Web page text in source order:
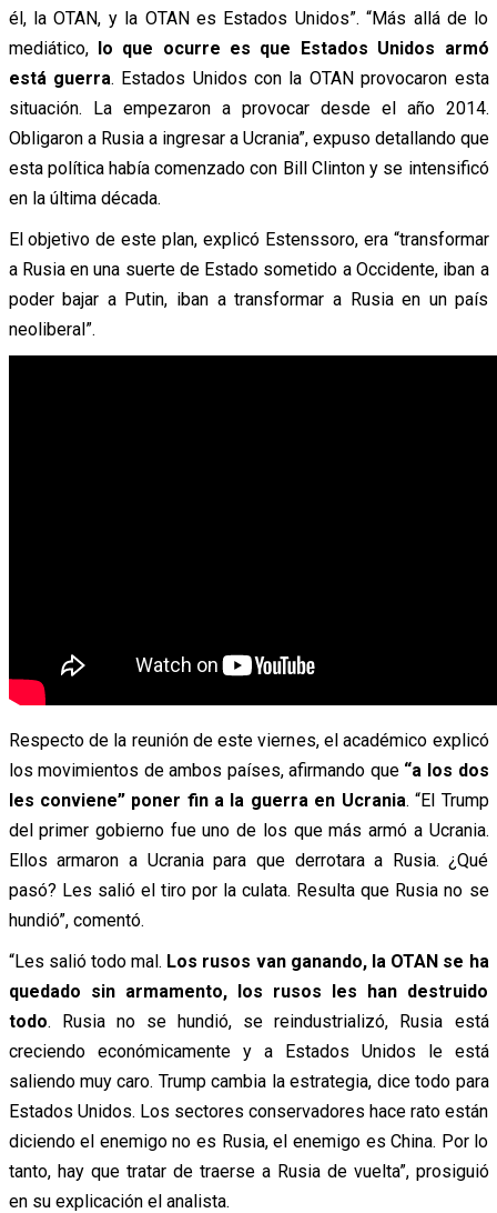
él, la OTAN, y la OTAN es Estados Unidos”. “Más allá de lo
mediático, lo que ocurre es que Estados Unidos armó
está guerra. Estados Unidos con la OTAN provocaron esta
situación. La empezaron a provocar desde el año 2014.
Obligaron a Rusia a ingresar a Ucrania”, expuso detallando que
esta política había comenzado con Bill Clinton y se intensificó
en la última década.
El objetivo de este plan, explicó Estenssoro, era “transformar
a Rusia en una suerte de Estado sometido a Occidente, iban a
poder bajar a Putin, iban a transformar a Rusia en un país
neoliberal”.
Respecto de la reunión de este viernes, el académico explicó
los movimientos de ambos países, afirmando que “a los dos
les conviene” poner fin a la guerra en Ucrania. “El Trump
del primer gobierno fue uno de los que más armó a Ucrania.
Ellos armaron a Ucrania para que derrotara a Rusia. ¿Qué
pasó? Les salió el tiro por la culata. Resulta que Rusia no se
hundió”, comentó.
“Les salió todo mal. Los rusos van ganando, la OTAN se ha
quedado sin armamento, los rusos les han destruido
todo. Rusia no se hundió, se reindustrializó, Rusia está
creciendo económicamente y a Estados Unidos le está
saliendo muy caro. Trump cambia la estrategia, dice todo para
Estados Unidos. Los sectores conservadores hace rato están
diciendo el enemigo no es Rusia, el enemigo es China. Por lo
tanto, hay que tratar de traerse a Rusia de vuelta”, prosiguió
en su explicación el analista.